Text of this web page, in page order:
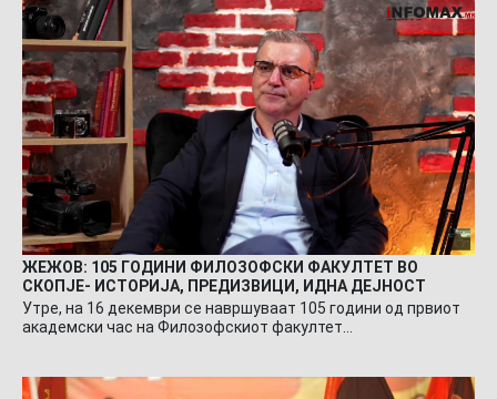
ЖЕЖОВ: 105 ГОДИНИ ФИЛОЗОФСКИ ФАКУЛТЕТ ВО
СКОПЈЕ- ИСТОРИЈА, ПРЕДИЗВИЦИ, ИДНА ДЕЈНОСТ
Утре, на 16 декември се навршуваат 105 години од првиот
академски час на Филозофскиот факултет…